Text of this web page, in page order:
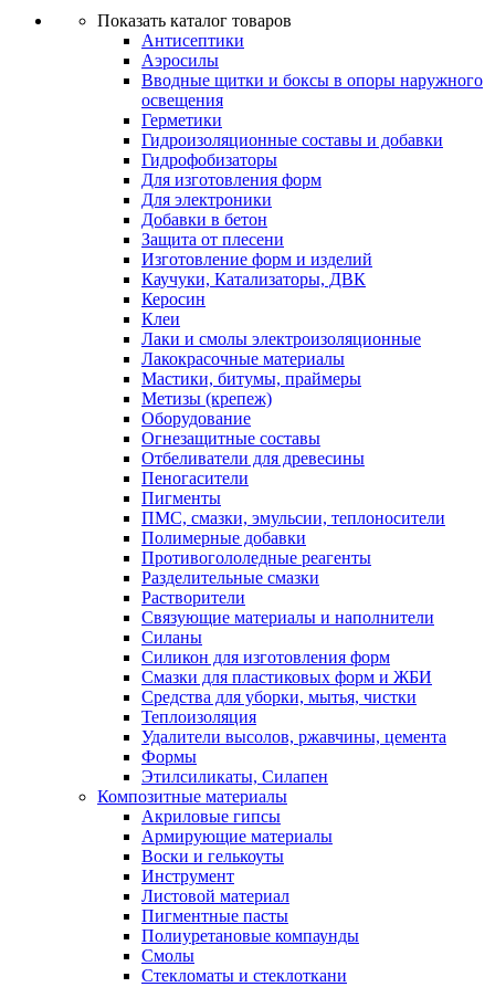
Показать каталог товаров
Антисептики
Аэросилы
Вводные щитки и боксы в опоры наружного
освещения
Герметики
Гидроизоляционные составы и добавки
Гидрофобизаторы
Для изготовления форм
Для электроники
Добавки в бетон
Защита от плесени
Изготовление форм и изделий
Каучуки, Катализаторы, ДВК
Керосин
Клеи
Лаки и смолы электроизоляционные
Лакокрасочные материалы
Мастики, битумы, праймеры
Метизы (крепеж)
Оборудование
Огнезащитные составы
Отбеливатели для древесины
Пеногасители
Пигменты
ПМС, смазки, эмульсии, теплоносители
Полимерные добавки
Противогололедные реагенты
Разделительные смазки
Растворители
Связующие материалы и наполнители
Силаны
Силикон для изготовления форм
Смазки для пластиковых форм и ЖБИ
Средства для уборки, мытья, чистки
Теплоизоляция
Удалители высолов, ржавчины, цемента
Формы
Этилсиликаты, Силапен
Композитные материалы
Акриловые гипсы
Армирующие материалы
Воски и гелькоуты
Инструмент
Листовой материал
Пигментные пасты
Полиуретановые компаунды
Смолы
Стекломаты и стеклоткани